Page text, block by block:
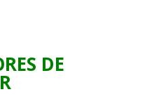
DE